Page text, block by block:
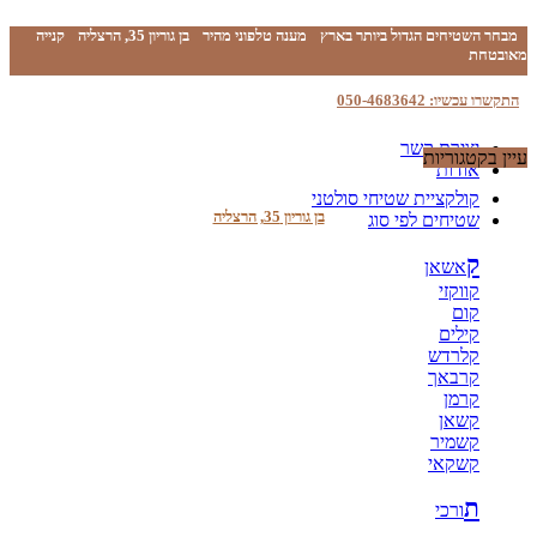
מבחר השטיחים הגדול ביותר בארץ מענה טלפוני מהיר בן גוריון 35, הרצליה
קנייה
מאובטחת
התקשרו עכשיו: 050-4683642
יצירת קשר
אודות
בן גוריון 35, הרצליה
עיין בקטגוריות
קולקציית שטיחי סולטני
שטיחים לפי סוג
קאשאן
קווקזי
קום
קילים
קלרדש
קרבאך
קרמן
קשאן
קשמיר
קשקאי
תורכי